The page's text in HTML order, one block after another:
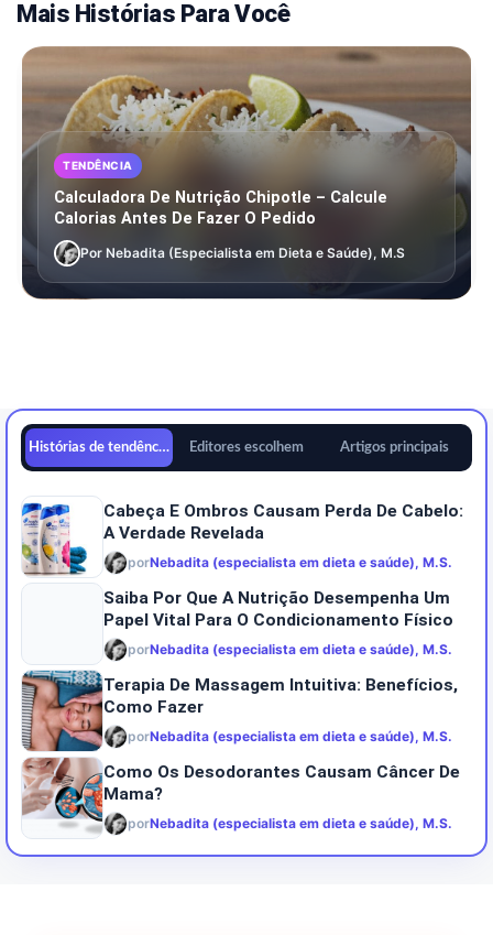
Mais Histórias Para Você
TENDÊNCIA
Calculadora De Nutrição Chipotle – Calcule
Calorias Antes De Fazer O Pedido
Por Nebadita (Especialista em Dieta e Saúde), M.S
Histórias de tendências Editores escolhem Artigos principais
Cabeça E Ombros Causam Perda De Cabelo:
A Verdade Revelada
porNebadita (especialista em dieta e saúde), M.S.
Saiba Por Que A Nutrição Desempenha Um
Papel Vital Para O Condicionamento Físico
porNebadita (especialista em dieta e saúde), M.S.
Terapia De Massagem Intuitiva: Benefícios,
Como Fazer
porNebadita (especialista em dieta e saúde), M.S.
Como Os Desodorantes Causam Câncer De
Mama?
porNebadita (especialista em dieta e saúde), M.S.